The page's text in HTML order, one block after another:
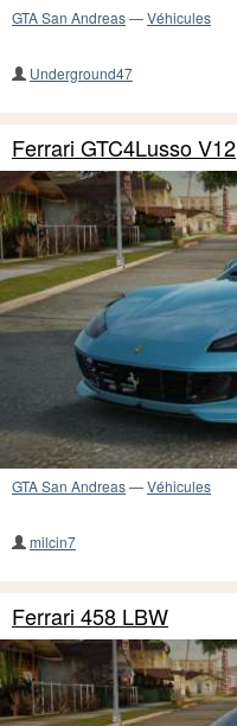
GTA San Andreas—Véhicules
Underground47
Ferrari GTC4Lusso V12
GTA San Andreas—Véhicules
milcin7
Ferrari 458 LBW